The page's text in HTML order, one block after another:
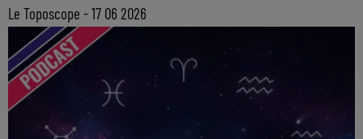
Le Toposcope - 17 06 2026